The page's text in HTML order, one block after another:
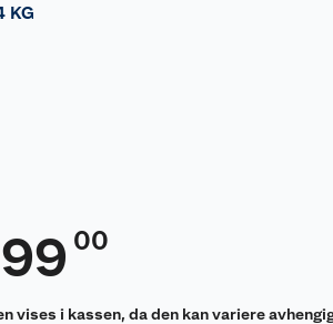
KG
00
vises i kassen, da den kan variere